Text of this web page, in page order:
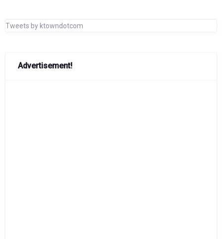
Tweets by ktowndotcom
Advertisement!